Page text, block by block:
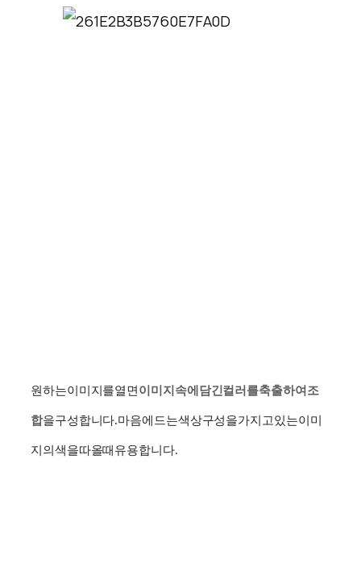
원하는이미지를열면 이미지 속에 담긴 컬러를축출하여 조
합을구성합니다.마음에 드는색상구성을가지고있는이미
지의 색을따올때 유용합니다.